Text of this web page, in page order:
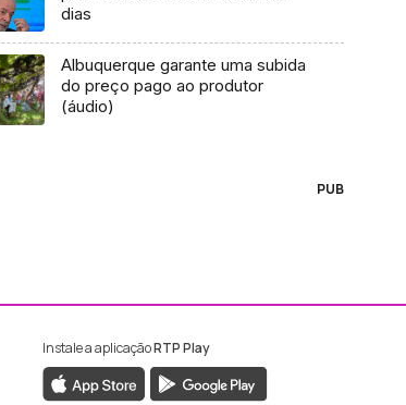
dias
Albuquerque garante uma subida
do preço pago ao produtor
(áudio)
PUB
RTP Madeira
da RTP Madeira
Instale a aplicaçãoRTP Play